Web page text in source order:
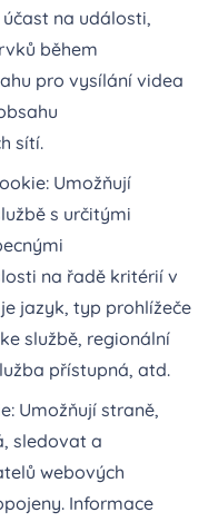
na události,
během
pro vysílání videa
sítí.
Umožňují
s určitými
na řadě kritérií v
jazyk, typ prohlížeče
službě, regionální
přístupná, atd.
Umožňují straně,
sledovat a
webových
Informace